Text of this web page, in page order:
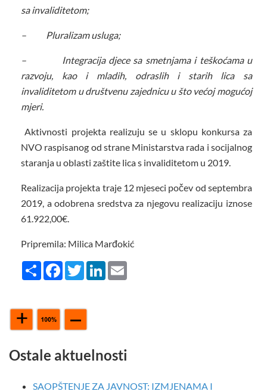
sa invaliditetom;
– Pluralizam usluga;
– Integracija djece sa smetnjama i teškoćama u
razvoju, kao i mladih, odraslih i starih lica sa
invaliditetom u društvenu zajednicu u što većoj mogućoj
mjeri.
Aktivnosti projekta realizuju se u sklopu konkursa za
NVO raspisanog od strane Ministarstva rada i socijalnog
staranja u oblasti zaštite lica s invaliditetom u 2019.
Realizacija projekta traje 12 mjeseci počev od septembra
2019, a odobrena sredstva za njegovu realizaciju iznose
61.922,00€.
Pripremila: Milica Marđokić
Share FacebookTwitterLinkedIn
Ostale aktuelnosti
SAOPŠTENJE ZA JAVNOST: IZMJENAMA I